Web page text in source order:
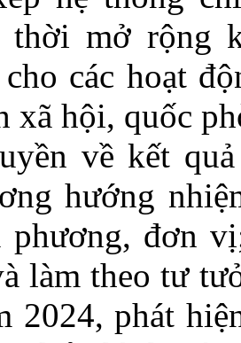
thời mở rộng
các hoạt
xã hội, quốc
về kết
hướng
phương, đơn
làm theo tư
2024, phát